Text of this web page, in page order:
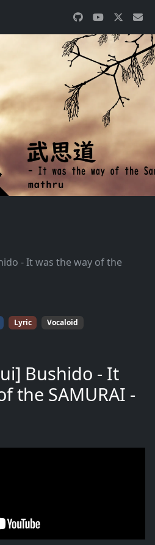
- It was the way of the
Lyric
Vocaloid
Bushido - It
the SAMURAI -